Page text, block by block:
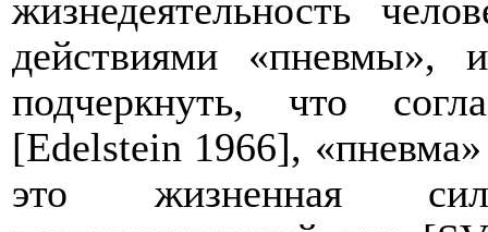
жизнедеятельность
действиями «пневмы»,
подчеркнуть, что
[Edelstein 1966],
это жизненная